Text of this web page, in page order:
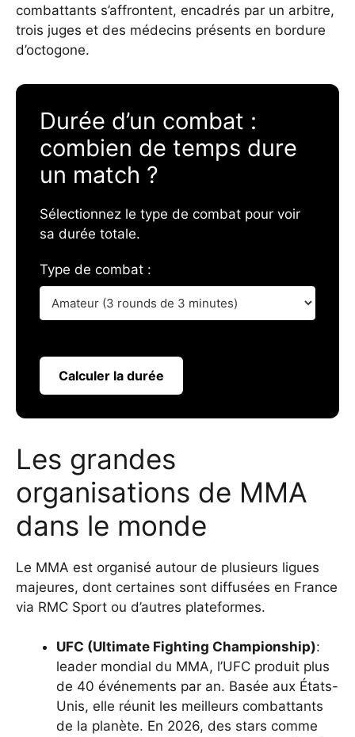
combattants s’affrontent, encadrés par un arbitre,
trois juges et des médecins présents en bordure
d’octogone.
Durée d’un combat :
combien de temps dure
un match ?
Sélectionnez le type de combat pour voir
sa durée totale.
Type de combat :
Calculer la durée
Les grandes
organisations de MMA
dans le monde
Le MMA est organisé autour de plusieurs ligues
majeures, dont certaines sont diffusées en France
via RMC Sport ou d’autres plateformes.
UFC (Ultimate Fighting Championship):
leader mondial du MMA, l’UFC produit plus
de 40 événements par an. Basée aux États-
Unis, elle réunit les meilleurs combattants
de la planète. En 2026, des stars comme